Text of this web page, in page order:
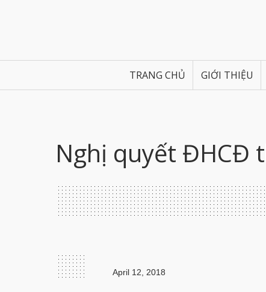
TRANG CHỦ GIỚI THIỆU
Nghị quyết ĐHCĐ
April 12, 2018